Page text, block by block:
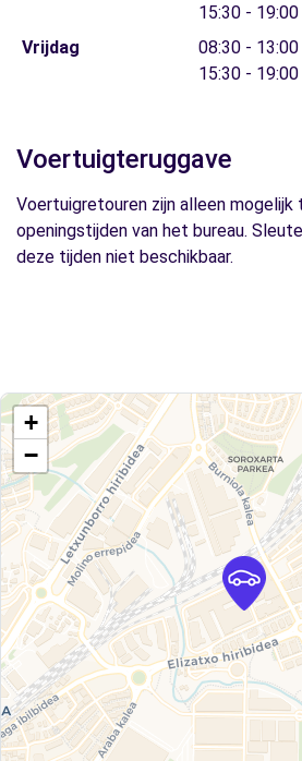
15:30 - 19:00
Vrijdag
08:30 - 13:00
15:30 - 19:00
Voertuigteruggave
Voertuigretouren zijn alleen mogelijk
openingstijden van het bureau.
deze tijden niet beschikbaar.
+
−